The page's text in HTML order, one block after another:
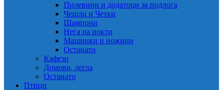
Пилевини и додатоци за подлога
Чешли и Четки
Шампони
Нега на нокти
Машинки и ножици
Останато
Кафези
Домови, легла
Останато
Птици